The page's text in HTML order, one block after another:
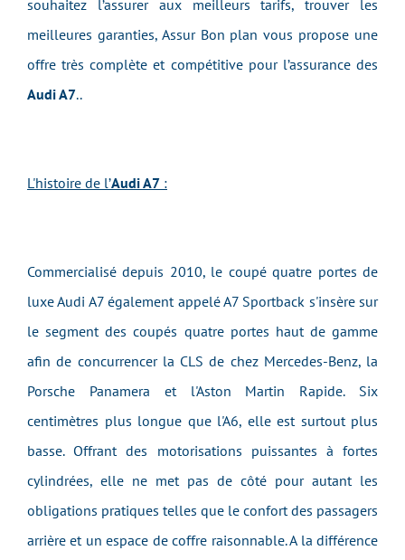
souhaitez l’assurer aux meilleurs tarifs, trouver les
meilleures garanties, Assur Bon plan vous propose une
offre très complète et compétitive pour l’assurance des
Audi A7..
L'histoire de l’Audi A7 :
Commercialisé depuis 2010, le coupé quatre portes de
luxe Audi A7 également appelé A7 Sportback s'insère sur
le segment des coupés quatre portes haut de gamme
afin de concurrencer la CLS de chez Mercedes-Benz, la
Porsche Panamera et l'Aston Martin Rapide. Six
centimètres plus longue que l'A6, elle est surtout plus
basse. Offrant des motorisations puissantes à fortes
cylindrées, elle ne met pas de côté pour autant les
obligations pratiques telles que le confort des passagers
arrière et un espace de coffre raisonnable. A la différence